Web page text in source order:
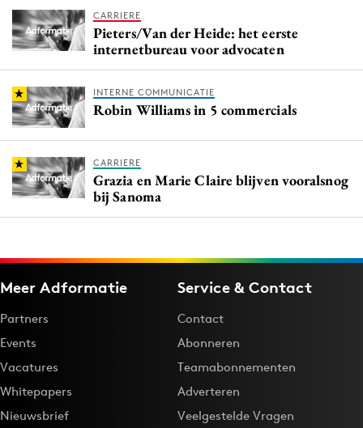
CARRIERE
Pieters/Van der Heide: het eerste
internetbureau voor advocaten
INTERNE COMMUNICATIE
Robin Williams in 5 commercials
CARRIERE
Grazia en Marie Claire blijven vooralsnog
bij Sanoma
Meer Adformatie
Partners
Events
Vacatures
Whitepapers
Nieuwsbrief
Service & Contact
Contact
Abonneren
Teamabonnementen
Adverteren
Veelgestelde Vragen